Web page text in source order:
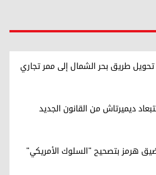
طريق بحر الشمال إلى ممر تجاري
ديميرتاش من القانون الجديد
هرمز بتصحيح "السلوك الأمريكي"